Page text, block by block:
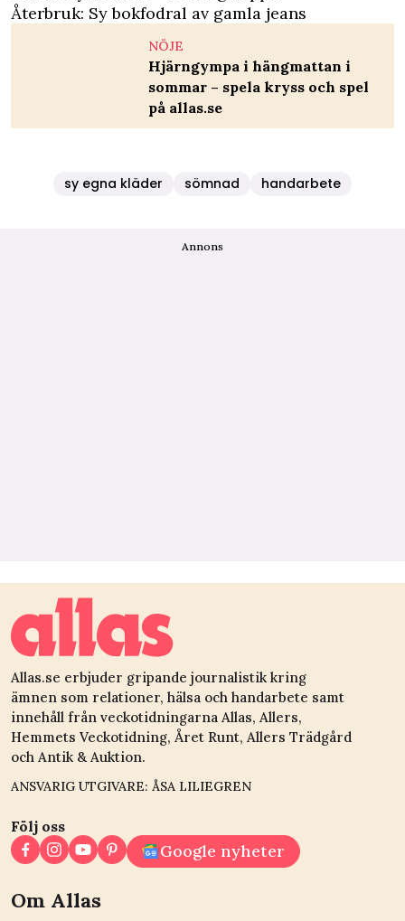
Återbruk: Sy bokfodral av gamla jeans
NÖJE
Hjärngympa i hängmattan i
sommar – spela kryss och spel
på allas.se
sy egna kläder sömnad handarbete
Annons
Allas.se erbjuder gripande journalistik kring
ämnen som relationer, hälsa och handarbete samt
innehåll från veckotidningarna Allas, Allers,
Hemmets Veckotidning, Året Runt, Allers Trädgård
och Antik & Auktion.
ANSVARIG UTGIVARE: ÅSA LILIEGREN
Följ oss
Google nyheter
Om Allas